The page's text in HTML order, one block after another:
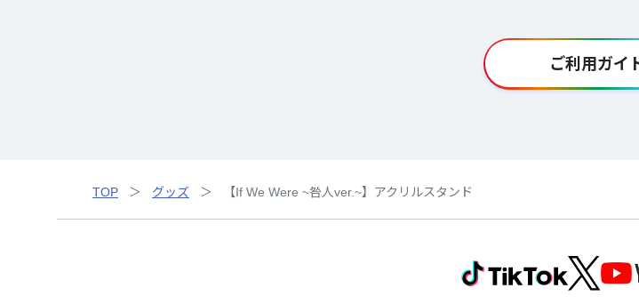
ご利用ガイ
TOP グッズ 【If We Were ~咎人ver.~】アクリルスタンド